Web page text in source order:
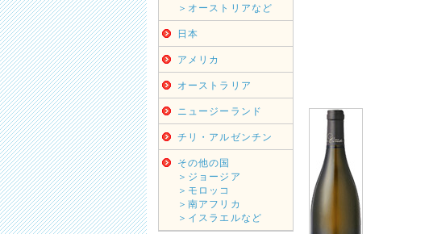
＞オーストリアなど
日本
アメリカ
オーストラリア
ニュージーランド
チリ・アルゼンチン
その他の国
＞ジョージア
＞モロッコ
＞南アフリカ
＞イスラエルなど